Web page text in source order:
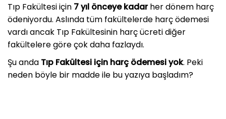
Tıp Fakültesi için 7 yıl önceye kadarher dönem harç
ödeniyordu. Aslında tüm fakültelerde harç ödemesi
vardı ancak Tıp Fakültesinin harç ücreti diğer
fakültelere göre çok daha fazlaydı.
Şu anda Tıp Fakültesi için harç ödemesi yok. Peki
neden böyle bir madde ile bu yazıya başladım?